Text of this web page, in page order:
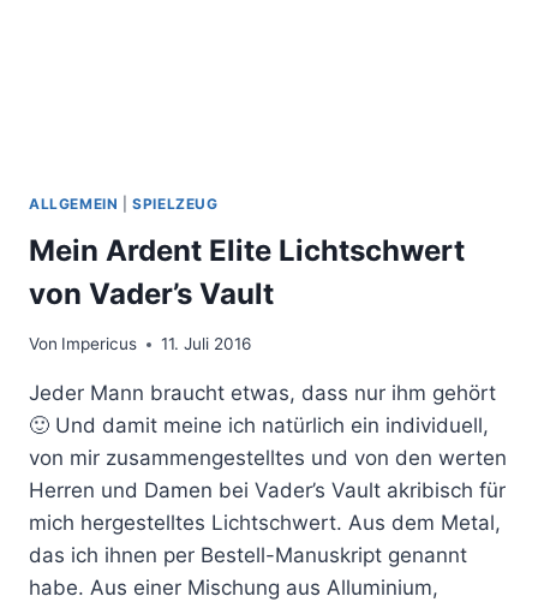
ALLGEMEIN |SPIELZEUG
Mein Ardent Elite Lichtschwert
von Vader’s Vault
Von Impericus 11. Juli 2016
Jeder Mann braucht etwas, dass nur ihm gehört
🙂 Und damit meine ich natürlich ein individuell,
von mir zusammengestelltes und von den werten
Herren und Damen bei Vader’s Vault akribisch für
mich hergestelltes Lichtschwert. Aus dem Metal,
das ich ihnen per Bestell-Manuskript genannt
habe. Aus einer Mischung aus Alluminium,